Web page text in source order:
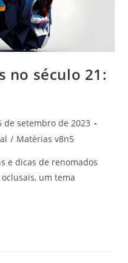
no século 21:
de setembro de 2023
/ Matérias v8n5
e dicas de renomados
um tema